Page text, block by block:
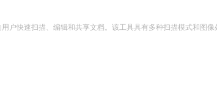
户快速扫描、编辑和共享文档。该工具具有多种扫描模式和